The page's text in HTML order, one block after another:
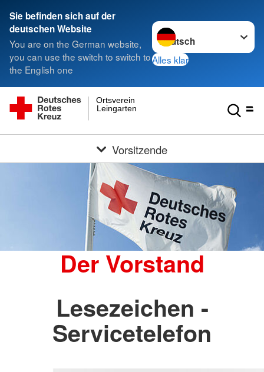
Sie befinden sich auf der
deutschen Website
You are on the German website,
you can use the switch to switch to
the English one
Sprache wechseln zu
Alles klar
Leingarten
Ortsverein
Vorsitzende
Der Vorstand
Lesezeichen -
Servicetelefon